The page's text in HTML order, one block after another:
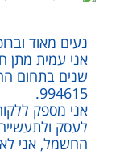
נעים מאוד
שנים בתחום
994615.
אני מספק
לעסק
החשמל, אני